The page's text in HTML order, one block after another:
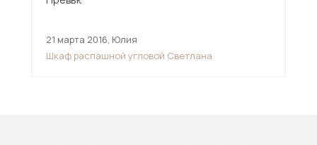
21 марта 2016, Юлия
Шкаф распашной угловой Светлана